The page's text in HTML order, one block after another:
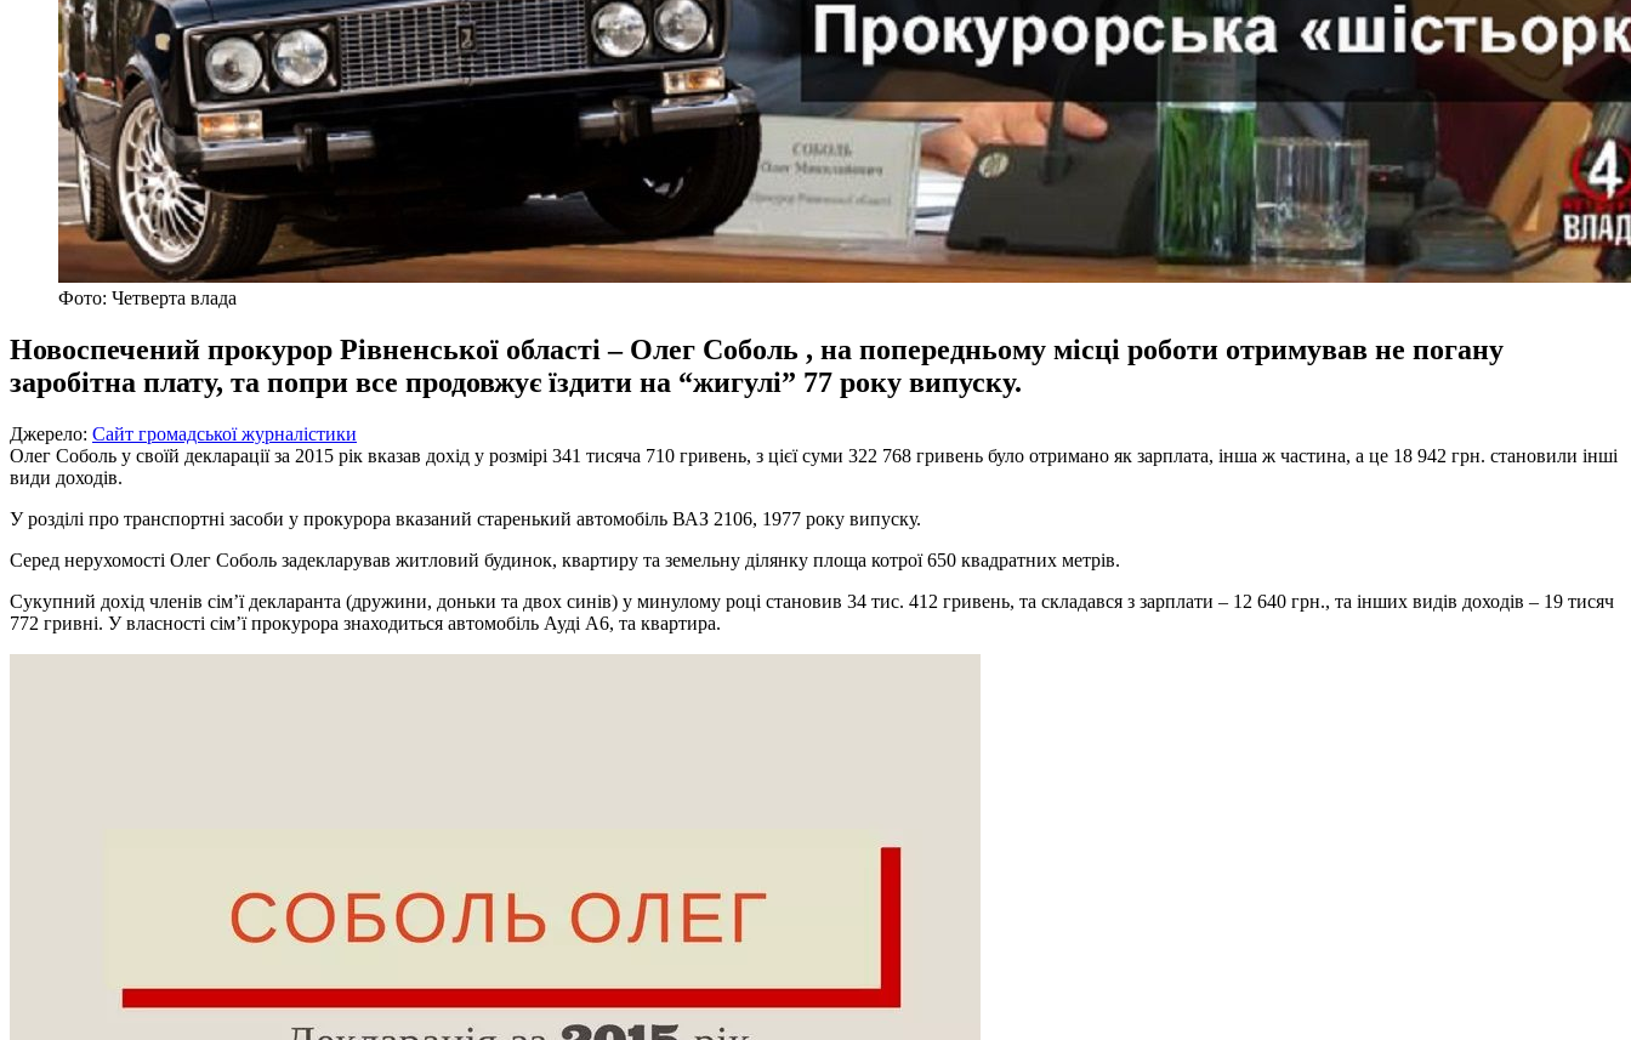
Фото: Четверта влада
Новоспечений прокурор Рівненської області – Олег Соболь , на попередньому місці роботи отримував не погану
заробітна плату, та попри все продовжує їздити на “жигулі” 77 року випуску.
Джерело: Сайт громадської журналістики
Олег Соболь у своїй декларації за 2015 рік вказав дохід у розмірі 341 тисяча 710 гривень, з цієї суми 322 768 гривень було отримано як зарплата, інша ж частина, а це 18 942 грн. становили інші
види доходів.
У розділі про транспортні засоби у прокурора вказаний старенький автомобіль ВАЗ 2106, 1977 року випуску.
Серед нерухомості Олег Соболь задекларував житловий будинок, квартиру та земельну ділянку площа котрої 650 квадратних метрів.
Сукупний дохід членів сім’ї декларанта (дружини, доньки та двох синів) у минулому році становив 34 тис. 412 гривень, та складався з зарплати – 12 640 грн., та інших видів доходів – 19 тисяч
772 гривні. У власності сім’ї прокурора знаходиться автомобіль Ауді А6, та квартира.